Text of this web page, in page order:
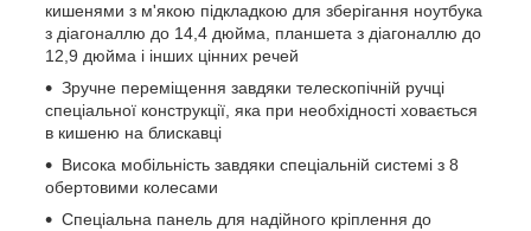
кишенями з м'якою підкладкою для зберігання ноутбука
з діагоналлю до 14,4 дюйма, планшета з діагоналлю до
12,9 дюйма і інших цінних речей
Зручне переміщення завдяки телескопічній ручці
спеціальної конструкції, яка при необхідності ховається
в кишеню на блискавці
Висока мобільність завдяки спеціальній системі з 8
обертовими колесами
Спеціальна панель для надійного кріплення до